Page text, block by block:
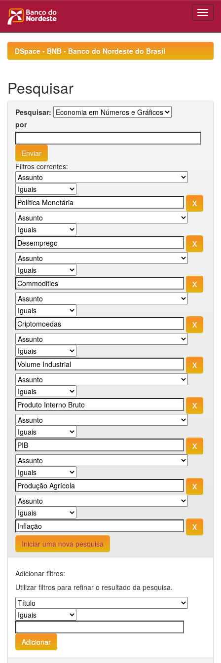
navigationDSpace - BNB - Banco do Nordeste do Brasil
Pesquisar
Pesquisar:
por
Filtros correntes:
Iniciar uma nova pesquisa
Adicionar filtros:
Utilizar filtros para refinar o resultado da pesquisa.